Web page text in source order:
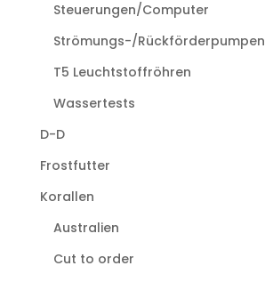
Steuerungen/Computer
Strömungs-/Rückförderpumpen
T5 Leuchtstoffröhren
Wassertests
D-D
Frostfutter
Korallen
Australien
Cut to order